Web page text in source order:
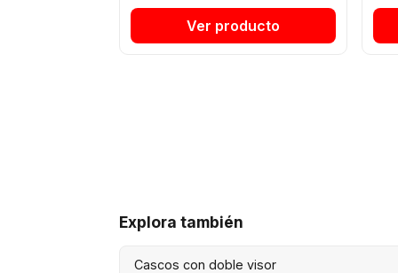
Ver producto
Explora también
Cascos con doble visor